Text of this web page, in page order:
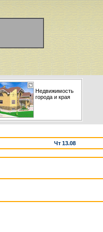
Недвижимость
города и края
Чт 13.08